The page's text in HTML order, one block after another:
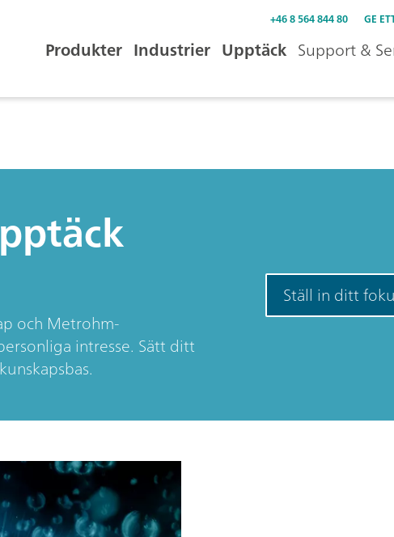
+46 8 564 844 80 GE
Produkter Industrier Upptäck Support &
och Metrohm-
intresse. Sätt ditt
Ställ in ditt